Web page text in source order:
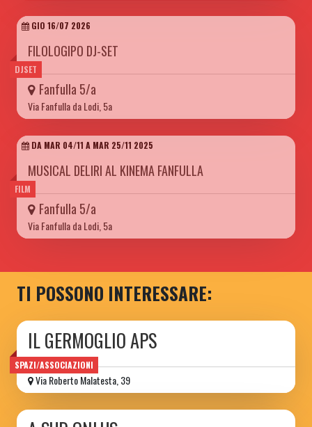
DJSET
GIO 16/07 2026
FILOLOGIPO DJ-SET
Fanfulla 5/a
Via Fanfulla da Lodi, 5a
FILM
DA MAR 04/11 A MAR 25/11 2025
MUSICAL DELIRI AL KINEMA FANFULLA
Fanfulla 5/a
Via Fanfulla da Lodi, 5a
TI POSSONO INTERESSARE:
SPAZI/ASSOCIAZIONI
IL GERMOGLIO APS
Via Roberto Malatesta, 39